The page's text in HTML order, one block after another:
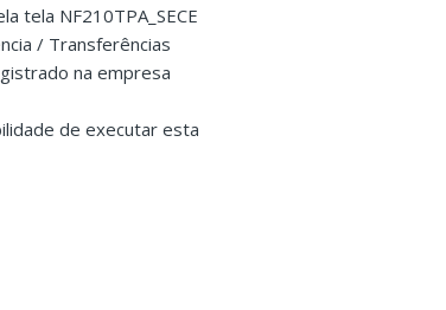
tela NF210TPA_SECE
/ Transferências
na empresa
de executar esta